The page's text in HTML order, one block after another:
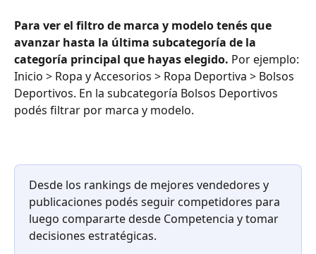
Para ver el filtro de marca y modelo tenés que
avanzar hasta la última subcategoría de la
categoría principal que hayas elegido. Por ejemplo:
Inicio > Ropa y Accesorios > Ropa Deportiva > Bolsos
Deportivos. En la subcategoría Bolsos Deportivos
podés filtrar por marca y modelo.
Desde los rankings de mejores vendedores y
publicaciones podés seguir competidores para
luego compararte desde Competencia y tomar
decisiones estratégicas.